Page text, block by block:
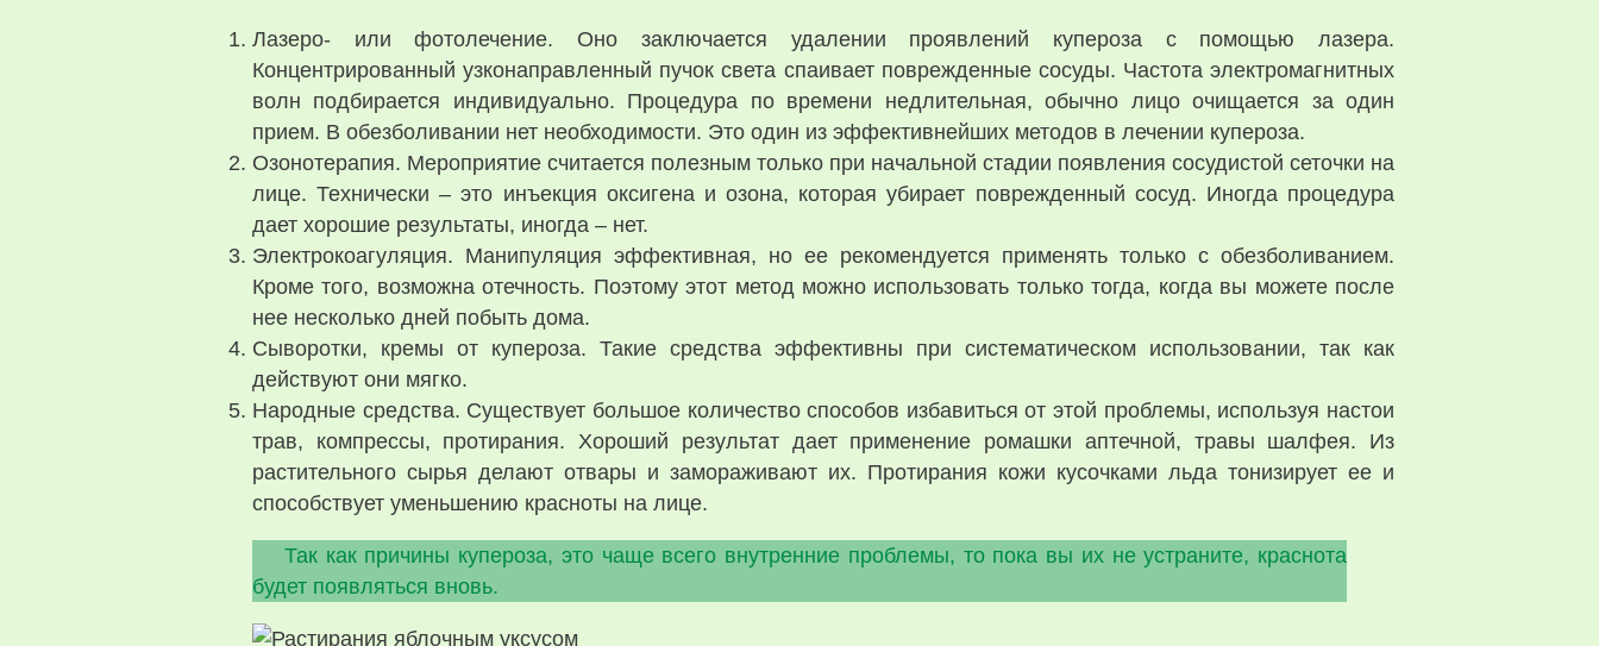
Лазеро- или фотолечение. Оно заключается удалении проявлений купероза с помощью лазера.
Концентрированный узконаправленный пучок света спаивает поврежденные сосуды. Частота электромагнитных
волн подбирается индивидуально. Процедура по времени недлительная, обычно лицо очищается за один
прием. В обезболивании нет необходимости. Это один из эффективнейших методов в лечении купероза.
Озонотерапия. Мероприятие считается полезным только при начальной стадии появления сосудистой сеточки на
лице. Технически – это инъекция оксигена и озона, которая убирает поврежденный сосуд. Иногда процедура
дает хорошие результаты, иногда – нет.
Электрокоагуляция. Манипуляция эффективная, но ее рекомендуется применять только с обезболиванием.
Кроме того, возможна отечность. Поэтому этот метод можно использовать только тогда, когда вы можете после
нее несколько дней побыть дома.
Сыворотки, кремы от купероза. Такие средства эффективны при систематическом использовании, так как
действуют они мягко.
Народные средства. Существует большое количество способов избавиться от этой проблемы, используя настои
трав, компрессы, протирания. Хороший результат дает применение ромашки аптечной, травы шалфея. Из
растительного сырья делают отвары и замораживают их. Протирания кожи кусочками льда тонизирует ее и
способствует уменьшению красноты на лице.
Так как причины купероза, это чаще всего внутренние проблемы, то пока вы их не устраните, краснота
будет появляться вновь.